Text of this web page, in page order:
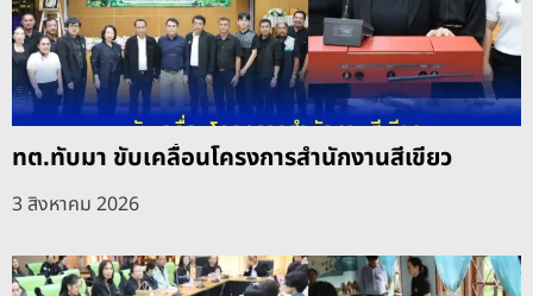
ทต.ทับมา ขับเคลื่อนโครงการสำนักงานสีเขียว
3 สิงหาคม 2026